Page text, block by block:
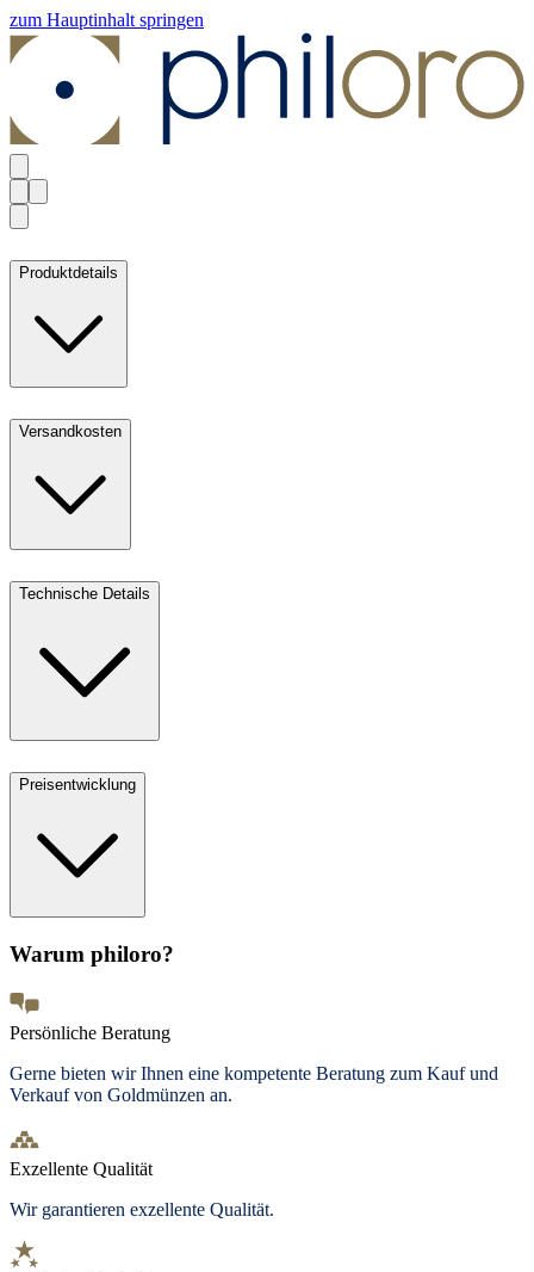
zum Hauptinhalt springen
Produktdetails
Versandkosten
Technische Details
Preisentwicklung
Warum philoro?
Persönliche Beratung
Gerne bieten wir Ihnen eine kompetente Beratung zum Kauf und
Verkauf von Goldmünzen an.
Exzellente Qualität
Wir garantieren exzellente Qualität.